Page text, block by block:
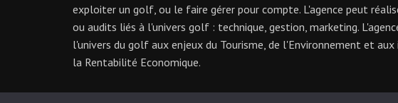
exploiter un golf, ou le faire gérer pour compte. L'agence peut
ou audits liés à l'univers golf : technique, gestion, marketing.
l'univers du golf aux enjeux du Tourisme, de l'Environnement et
la Rentabilité Economique.